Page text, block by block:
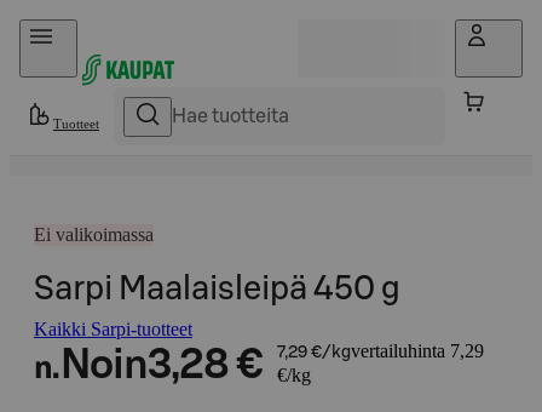
Hyppää sisältöön
Tuotteet
Ei valikoimassa
Sarpi Maalaisleipä 450 g
Kaikki Sarpi-tuotteet
n. Noin3,28 € 7,29 €/kgvertailuhinta 7,29
€/kg